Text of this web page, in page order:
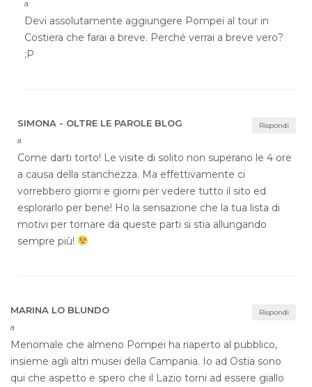
a
Devi assolutamente aggiungere Pompei al tour in
Costiera che farai a breve. Perché verrai a breve vero?
;P
Rispondi
SIMONA - OLTRE LE PAROLE BLOG
a
Come darti torto! Le visite di solito non superano le 4 ore
a causa della stanchezza. Ma effettivamente ci
vorrebbero giorni e giorni per vedere tutto il sito ed
esplorarlo per bene! Ho la sensazione che la tua lista di
motivi per tornare da queste parti si stia allungando
sempre più!
Rispondi
MARINA LO BLUNDO
a
Menomale che almeno Pompei ha riaperto al pubblico,
insieme agli altri musei della Campania. Io ad Ostia sono
qui che aspetto e spero che il Lazio torni ad essere giallo